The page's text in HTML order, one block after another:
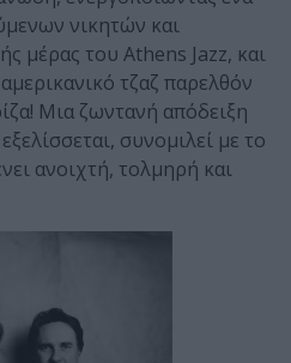
νικητών και
μέρας του Athens Jazz, και
τζαζ παρελθόν
Μια ζωντανή απόδειξη
συνομιλεί με το
ανοιχτή, τολμηρή και